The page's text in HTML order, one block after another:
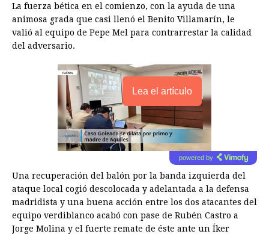
La fuerza bética en el comienzo, con la ayuda de una
animosa grada que casi llenó el Benito Villamarín, le
valió al equipo de Pepe Mel para contrarrestar la calidad
del adversario.
Lea el artículo
powered by
Una recuperación del balón por la banda izquierda del
ataque local cogió descolocada y adelantada a la defensa
madridista y una buena acción entre los dos atacantes del
equipo verdiblanco acabó con pase de Rubén Castro a
Jorge Molina y el fuerte remate de éste ante un Íker